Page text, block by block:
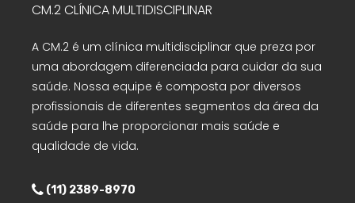
CM.2 CLÍNICA MULTIDISCIPLINAR
A CM.2 é um clínica multidisciplinar que preza por
uma abordagem diferenciada para cuidar da sua
saúde. Nossa equipe é composta por diversos
profissionais de diferentes segmentos da área da
saúde para lhe proporcionar mais saúde e
qualidade de vida.
(11) 2389-8970